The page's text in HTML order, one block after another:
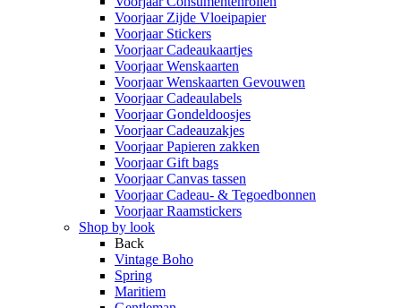
Voorjaar Zijde Vloeipapier
Voorjaar Stickers
Voorjaar Cadeaukaartjes
Voorjaar Wenskaarten
Voorjaar Wenskaarten Gevouwen
Voorjaar Cadeaulabels
Voorjaar Gondeldoosjes
Voorjaar Cadeauzakjes
Voorjaar Papieren zakken
Voorjaar Gift bags
Voorjaar Canvas tassen
Voorjaar Cadeau- & Tegoedbonnen
Voorjaar Raamstickers
Shop by look
Back
Vintage Boho
Spring
Maritiem